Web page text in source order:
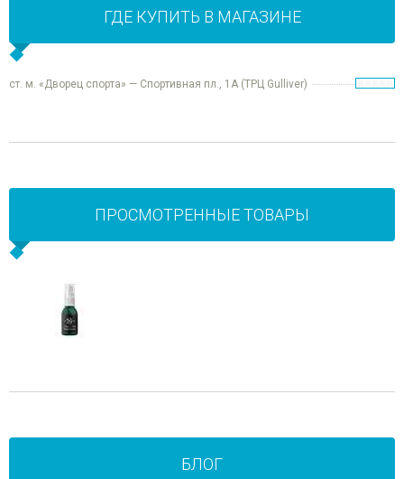
ГДЕ КУПИТЬ В МАГАЗИНЕ
ст. м. «Дворец спорта» — Спортивная пл., 1А (ТРЦ Gulliver)
ПРОСМОТРЕННЫЕ ТОВАРЫ
БЛОГ